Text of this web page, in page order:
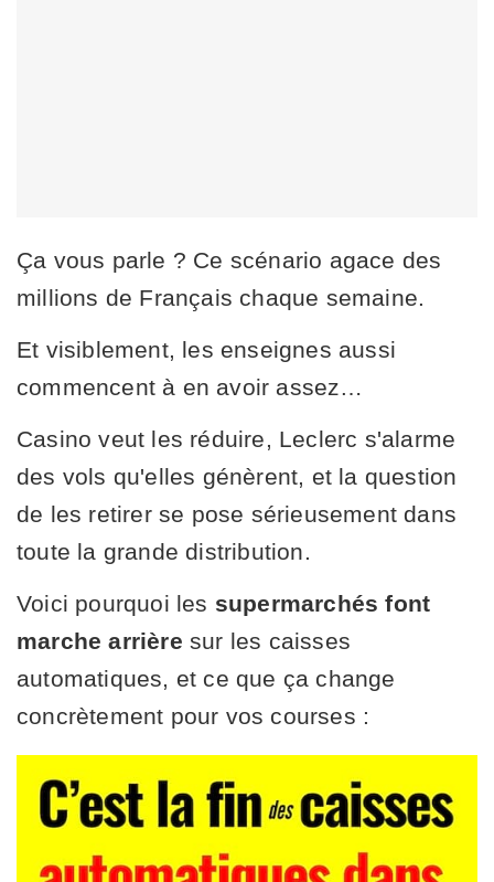
Ça vous parle ? Ce scénario agace des
millions de Français chaque semaine.
Et visiblement, les enseignes aussi
commencent à en avoir assez…
Casino veut les réduire, Leclerc s'alarme
des vols qu'elles génèrent, et la question
de les retirer se pose sérieusement dans
toute la grande distribution.
Voici pourquoi les supermarchés font
marche arrière sur les caisses
automatiques, et ce que ça change
concrètement pour vos courses :